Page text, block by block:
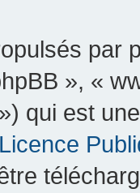
par
», «
qui est
Licence